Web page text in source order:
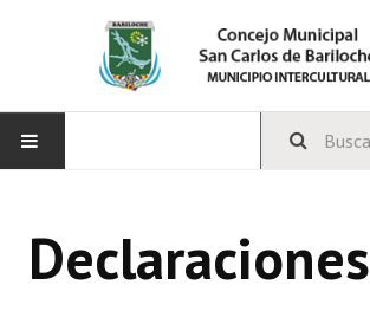
CONCEJO
Declaraciones